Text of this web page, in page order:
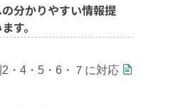
分かりやすい情報提
す。
2・4・5・6・７に対応